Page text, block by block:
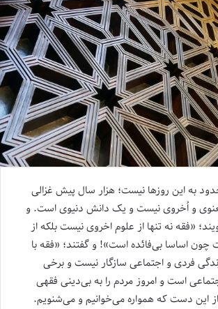
به این روزها نیست؛ هزار سال پیش غزالی
و اُخروی نیست و یک دانش دنیوی است. و
«فقه نه تنها از علوم اخروی نیست بلکه از
اساسا بی‌فائده است»! و گفتند؛ «فقه با
فردی و اجتماعی سازگار نیست و برخی
است و امروز مردم را به بی‌دینی فقهی
این دست که همواره می‌خوانیم و می‌شنویم.